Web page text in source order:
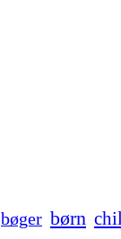
bøger børn